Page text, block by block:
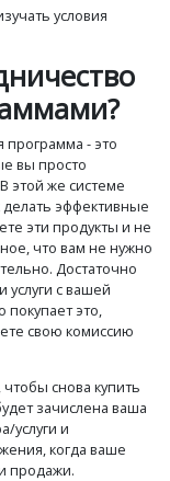
условия
программа - это
вы просто
этой же системе
делать эффективные
эти продукты и не
что вам не нужно
Достаточно
с вашей
покупает это,
свою комиссию
снова купить
зачислена ваша
услуги и
когда ваше
продажи.